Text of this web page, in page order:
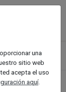
A/C
una
sitio web
acepta el uso
aquí.